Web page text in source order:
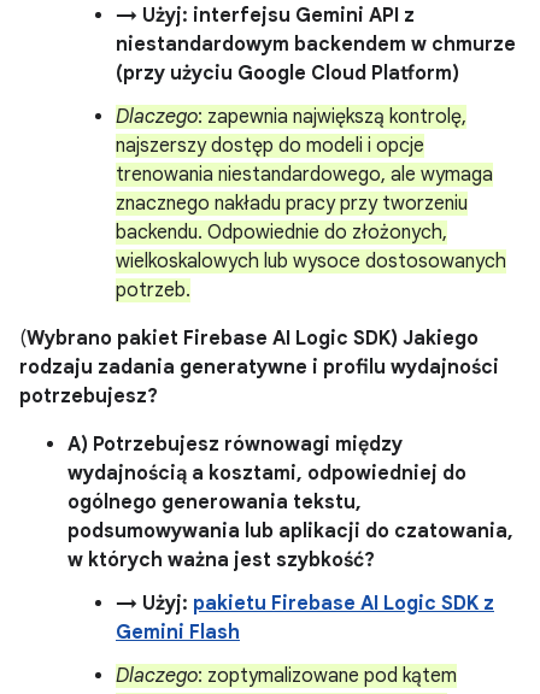
→ Użyj: interfejsu Gemini API z
niestandardowym backendem w chmurze
(przy użyciu Google Cloud Platform)
Dlaczego: zapewnia największą kontrolę,
najszerszy dostęp do modeli i opcje
trenowania niestandardowego, ale wymaga
znacznego nakładu pracy przy tworzeniu
backendu. Odpowiednie do złożonych,
wielkoskalowych lub wysoce dostosowanych
potrzeb.
(Wybrano pakiet Firebase AI Logic SDK) Jakiego
rodzaju zadania generatywne i profilu wydajności
potrzebujesz?
A) Potrzebujesz równowagi między
wydajnością a kosztami, odpowiedniej do
ogólnego generowania tekstu,
podsumowywania lub aplikacji do czatowania,
w których ważna jest szybkość?
→ Użyj: pakietu Firebase AI Logic SDK z
Gemini Flash
Dlaczego: zoptymalizowane pod kątem